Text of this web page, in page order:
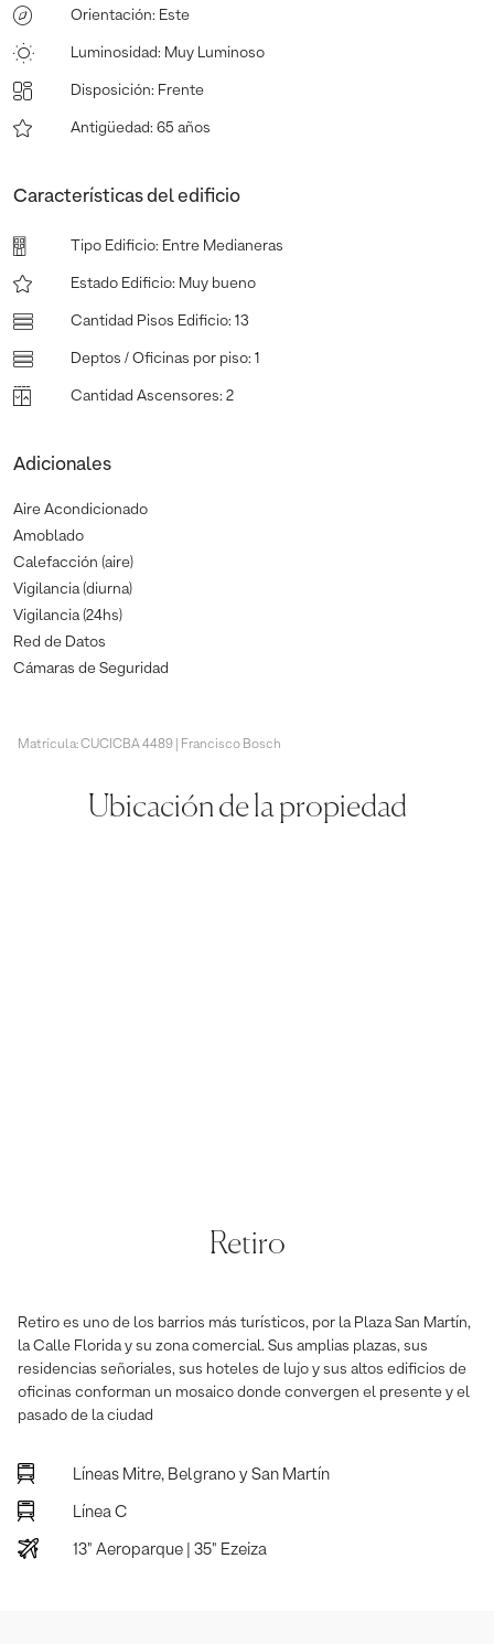
Orientación: Este
Luminosidad: Muy Luminoso
Disposición: Frente
Antigüedad: 65 años
Características del edificio
Tipo Edificio: Entre Medianeras
Estado Edificio: Muy bueno
Cantidad Pisos Edificio: 13
Deptos / Oficinas por piso: 1
Cantidad Ascensores: 2
Adicionales
Aire Acondicionado
Amoblado
Calefacción (aire)
Vigilancia (diurna)
Vigilancia (24hs)
Red de Datos
Cámaras de Seguridad
Matrícula: CUCICBA 4489 | Francisco Bosch
Ubicación de la propiedad
Retiro
Retiro es uno de los barrios más turísticos, por la Plaza San Martín,
la Calle Florida y su zona comercial. Sus amplias plazas, sus
residencias señoriales, sus hoteles de lujo y sus altos edificios de
oficinas conforman un mosaico donde convergen el presente y el
pasado de la ciudad
Líneas Mitre, Belgrano y San Martín
Línea C
13" Aeroparque | 35" Ezeiza